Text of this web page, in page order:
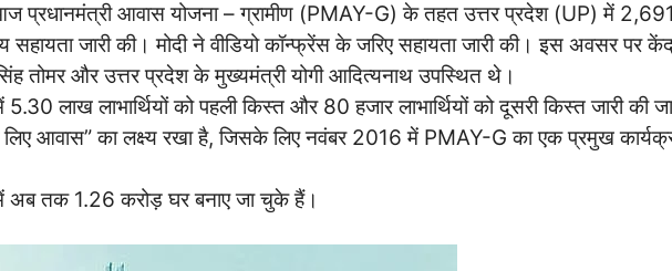
आज प्रधानमंत्री आवास योजना – ग्रामीण (PMAY-G) के तहत उत्तर प्रदेश (UP) में
सहायता जारी की। मोदी ने वीडियो कॉन्फ्रेंस के जरिए सहायता जारी की। इस अवसर पर
तोमर और उत्तर प्रदेश के मुख्यमंत्री योगी आदित्यनाथ उपस्थित थे।
लाख लाभार्थियों को पहली किस्त और 80 हजार लाभार्थियों को दूसरी किस्त जारी की
आवास” का लक्ष्य रखा है, जिसके लिए नवंबर 2016 में PMAY-G का एक प्रमुख
तक 1.26 करोड़ घर बनाए जा चुके हैं।